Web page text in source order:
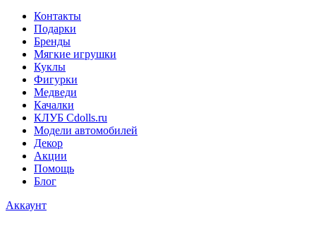
Контакты
Подарки
Бренды
Мягкие игрушки
Куклы
Фигурки
Медведи
Качалки
КЛУБ Cdolls.ru
Модели автомобилей
Декор
Акции
Помощь
Блог
Аккаунт